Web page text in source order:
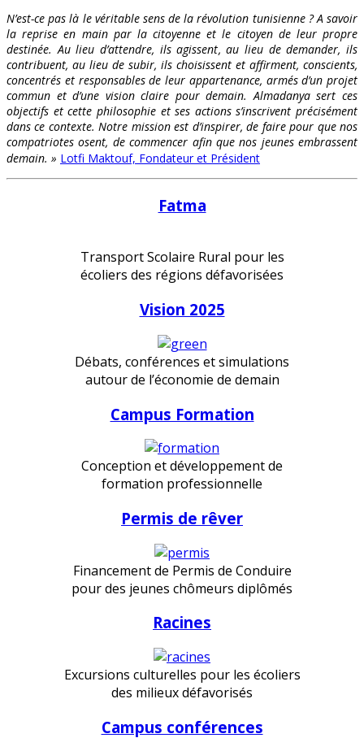
N’est-ce pas là le véritable sens de la révolution tunisienne ? A savoir
la reprise en main par la citoyenne et le citoyen de leur propre
destinée. Au lieu d’attendre, ils agissent, au lieu de demander, ils
contribuent, au lieu de subir, ils choisissent et affirment, conscients,
concentrés et responsables de leur appartenance, armés d’un projet
commun et d’une vision claire pour demain. Almadanya sert ces
objectifs et cette philosophie et ses actions s’inscrivent précisément
dans ce contexte. Notre mission est d’inspirer, de faire pour que nos
compatriotes osent, de commencer afin que nos jeunes embrassent
demain. » Lotfi Maktouf, Fondateur et Président
Fatma
Transport Scolaire Rural pour les
écoliers des régions défavorisées
Vision 2025
Débats, conférences et simulations
autour de l’économie de demain
Campus Formation
Conception et développement de
formation professionnelle
Permis de rêver
Financement de Permis de Conduire
pour des jeunes chômeurs diplômés
Racines
Excursions culturelles pour les écoliers
des milieux défavorisés
Campus conférences